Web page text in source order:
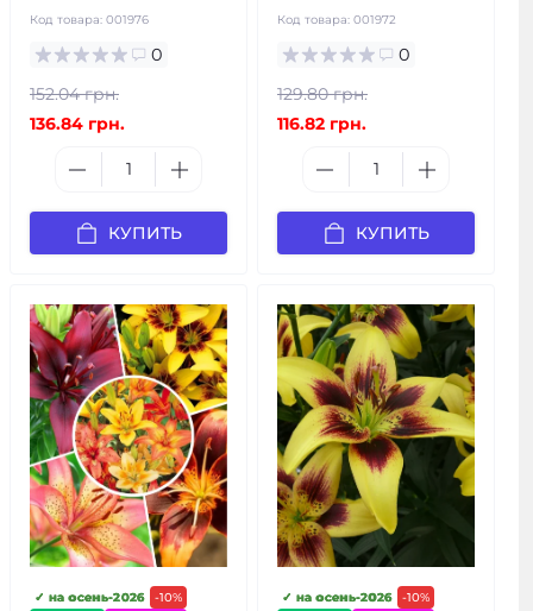
Код товара: 001976
0
152.04 грн.
136.84 грн.
КУПИТЬ
Код товара: 001972
0
129.80 грн.
116.82 грн.
КУПИТЬ
-10%
✓ на осень-2026
-10%
✓ на осень-2026